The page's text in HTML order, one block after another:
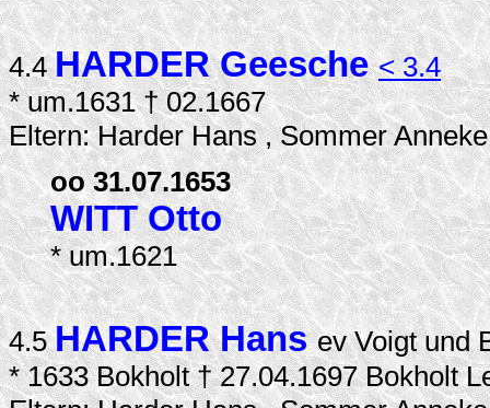
4.4 HARDER Geesche< 3.4
* um.1631 † 02.1667
Eltern: Harder Hans , Sommer Anneke
oo 31.07.1653
WITT Otto
* um.1621
4.5 HARDER Hansev Voigt und
* 1633 Bokholt † 27.04.1697 Bokholt